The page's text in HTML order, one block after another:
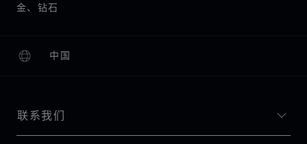
金、钻石
中国
本地化（更改国家/地区）
更改国家/地区
联系我们